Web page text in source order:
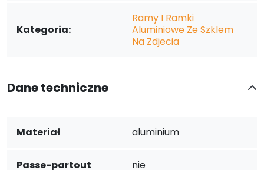
Kategoria:
Ramy I Ramki
Aluminiowe Ze Szklem
Na Zdjecia
Dane techniczne
Materiał aluminium
Passe-partout nie